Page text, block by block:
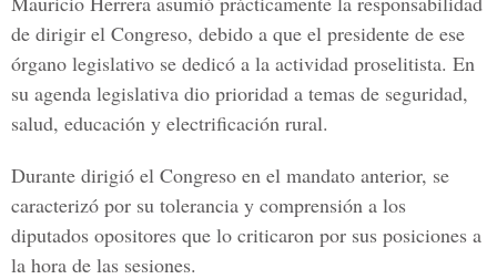
de dirigir el Congreso, debido a que el presidente de ese
órgano legislativo se dedicó a la actividad proselitista. En
su agenda legislativa dio prioridad a temas de seguridad,
salud, educación y electrificación rural.
Durante dirigió el Congreso en el mandato anterior, se
caracterizó por su tolerancia y comprensión a los
diputados opositores que lo criticaron por sus posiciones a
la hora de las sesiones.